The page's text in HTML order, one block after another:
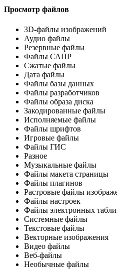
Просмотр файлов
3D-файлы изображений
Аудио файлы
Резервные файлы
Файлы САПР
Сжатые файлы
Дата файлы
Файлы базы данных
Файлы разработчиков
Файлы образа диска
Закодированные файлы
Исполняемые файлы
Файлы шрифтов
Игровые файлы
Файлы ГИС
Разное
Музыкальные файлы
Файлы макета страницы
Файлы плагинов
Растровые файлы
Файлы настроек
Файлы электронных
Системные файлы
Текстовые файлы
Векторные изображения
Видео файлы
Веб-файлы
Необычные файлы